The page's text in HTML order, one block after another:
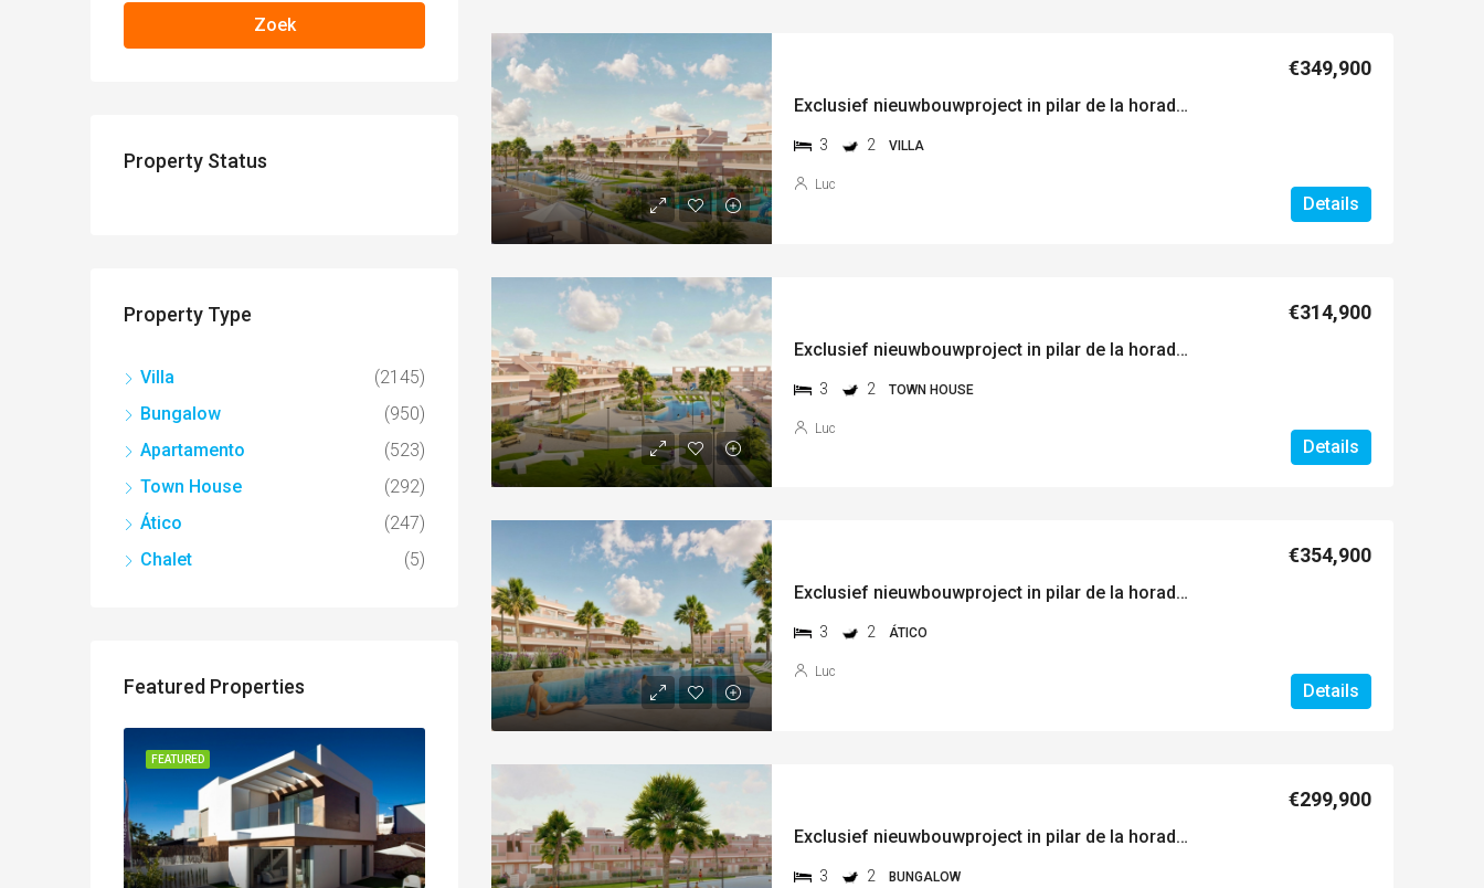
Exclusief nieuwbouwproject in pilar de la horadada, costa blanca, spanje
€349,900
3 2 VILLA
Details
Luc
Exclusief nieuwbouwproject in pilar de la horadada, costa blanca, spanje
€314,900
3 2 TOWN HOUSE
Details
Luc
Exclusief nieuwbouwproject in pilar de la horadada, costa blanca, spanje
€354,900
3 2 ÁTICO
Details
Luc
Exclusief nieuwbouwproject in pilar de la horadada, costa blanca, spanje
€299,900
3 2 BUNGALOW
Zoek
Property Status
Property Type
Villa
(2145)
Bungalow
(950)
Apartamento
(523)
Town House
(292)
Ático
(247)
Chalet
(5)
Featured Properties
FEATURED